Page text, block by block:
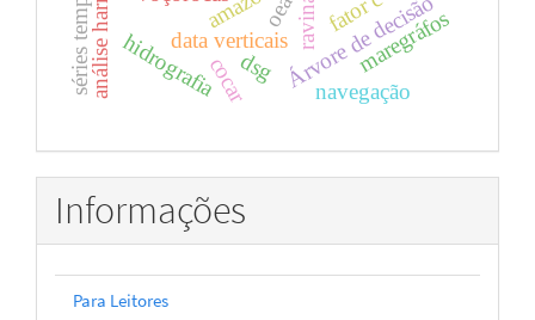
data verticais ravinas
Árvore de decisão
maregráfos
hidrografia navegação
cocardsg
fator c
oea
Informações
Para Leitores